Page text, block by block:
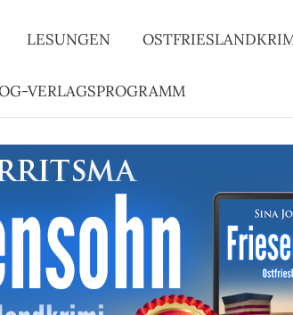
LESUNGEN
VERLAGSPROGRAMM